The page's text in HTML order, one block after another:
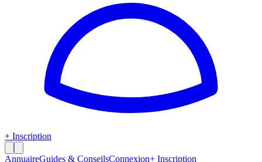
+ Inscription
AnnuaireGuides & ConseilsConnexion+ Inscription